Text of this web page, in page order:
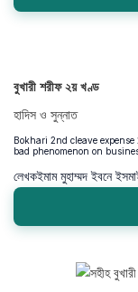
বুখারী শরীফ ২য় খণ্ড
হাদিস ও সুন্নাত
Bokhari 2nd cleave
bad phenomenon on
লেখকইমাম মুহাম্মদ ইবনে